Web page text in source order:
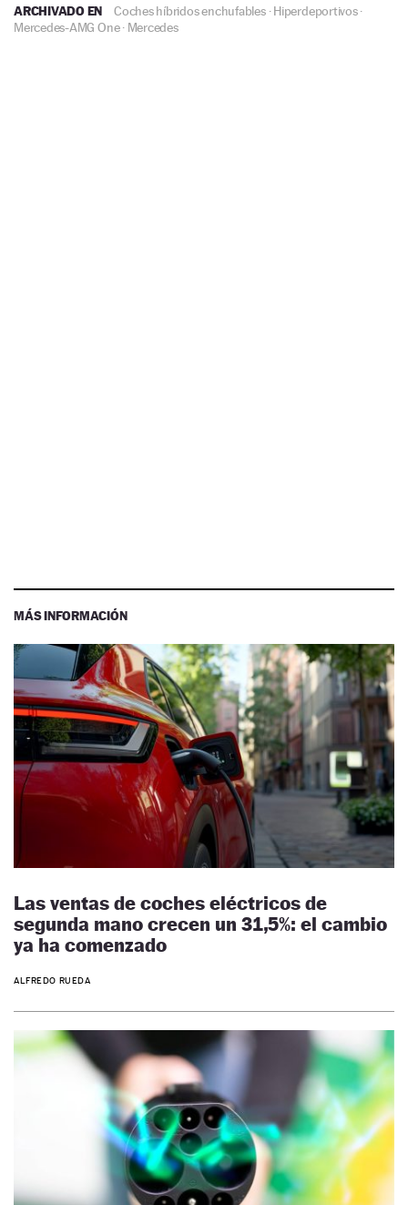
ARCHIVADO EN Coches híbridos enchufables·Hiperdeportivos·
Mercedes-AMG One· Mercedes
MÁS INFORMACIÓN
Las ventas de coches eléctricos de
segunda mano crecen un 31,5%: el cambio
ya ha comenzado
ALFREDO RUEDA